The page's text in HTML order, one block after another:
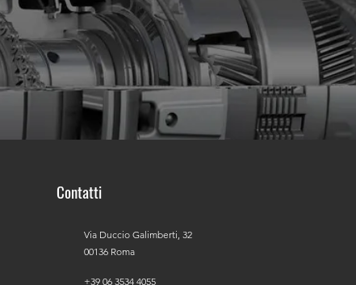
Contatti
Via Duccio Galimberti, 32
00136 Roma
+39 06 3534 4055